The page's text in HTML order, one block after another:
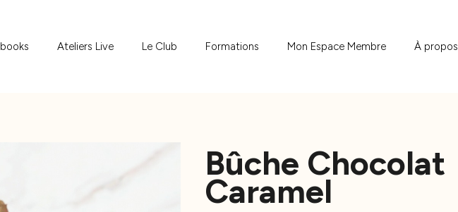
Ateliers Live Le Club Formations Mon Espace Membre
À propos
Bûche Chocolat
Caramel